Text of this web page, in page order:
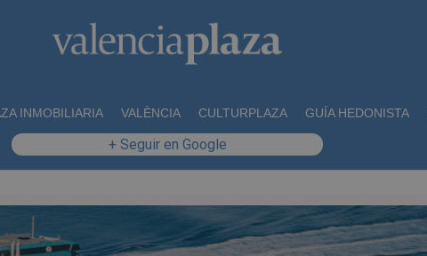
INMOBILIARIA VALÈNCIA CULTURPLAZA GUÍA HEDONISTA
+ Seguir en Google